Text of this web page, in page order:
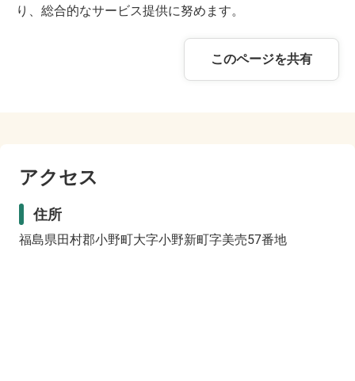
り、総合的なサービス提供に努めます。
このページを共有
アクセス
住所
福島県田村郡小野町大字小野新町字美売57番地